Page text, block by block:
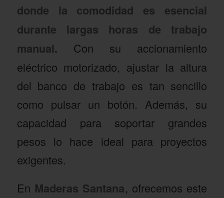
donde la comodidad es esencial
durante largas horas de trabajo
manual. Con su accionamiento
eléctrico motorizado, ajustar la altura
del banco de trabajo es tan sencillo
como pulsar un botón. Además, su
capacidad para soportar grandes
pesos lo hace ideal para proyectos
exigentes.
En Maderas Santana, ofrecemos este